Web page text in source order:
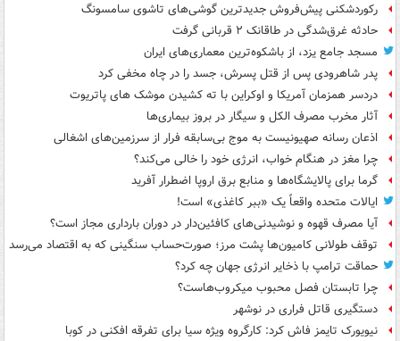
رکوردشکنی پیش‌فروش جدیدترین گوشی‌های تاشوی سامسونگ
حادثه غرق‌شدگی در طاقانک ۲ قربانی گرفت
مسجد جامع یزد، از باشکوه‌ترین معماری‌های ایران
پدر شاهرودی پس از قتل پسرش، جسد را در چاه مخفی کرد
دردسر همزمان آمریکا و اوکراین با ته کشیدن موشک های پاتریوت
آثار مخرب مصرف الکل و سیگار در بروز بیماری‌ها
اذعان رسانه صهیونیست به موج بی‌سابقه فرار از سرزمین‌های اشغالی
چرا مغز در هنگام خواب، انرژی خود را خالی می‌کند؟
گرما برای پالایشگاه‌ها و منابع برق اروپا اضطرار آفرید
ایالات متحده واقعاً یک «ببر کاغذی» است!
آیا مصرف قهوه و نوشیدنی‌های کافئین‌دار در دوران بارداری مجاز است؟
توقف طولانی کامیون‌ها پشت مرز؛ صورت‌حساب سنگینی که به اقتصاد می‌رسد
حماقت ترامپ با ذخایر انرژی جهان چه کرد؟
چرا تابستان فصل محبوب میکروب‌هاست؟
دستگیری قاتل فراری در نوشهر
نیویورک تایمز فاش کرد: کارگروه ویژه سیا برای تفرقه افکنی در کوبا